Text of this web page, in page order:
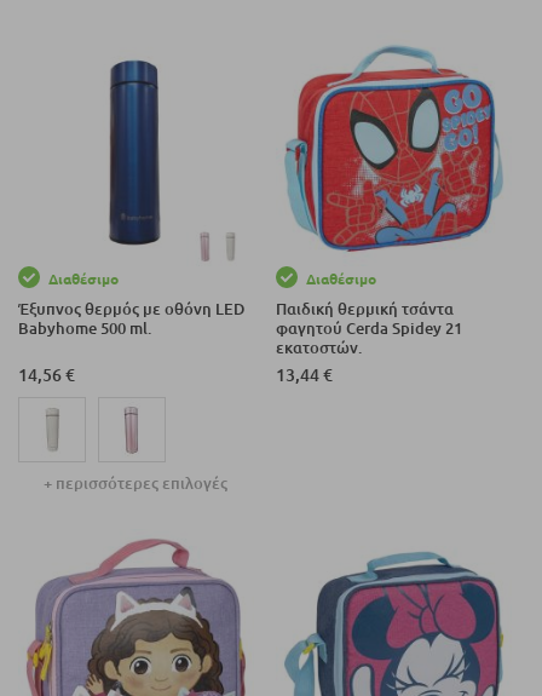
Διαθέσιμο
Έξυπνος θερμός με οθόνη LED
Babyhome 500 ml.
14,56 €
+ περισσότερες επιλογές
Διαθέσιμο
Παιδική θερμική τσάντα
φαγητού Cerda Spidey 21
εκατοστών.
13,44 €